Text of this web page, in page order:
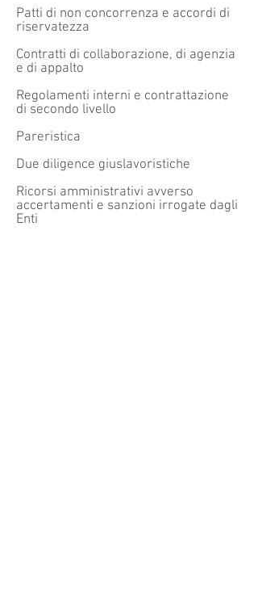
Patti di non concorrenza e accordi di
riservatezza
Contratti di collaborazione, di agenzia
e di appalto
Regolamenti interni e contrattazione
di secondo livello
Pareristica
Due diligence giuslavoristiche
Ricorsi amministrativi avverso
accertamenti e sanzioni irrogate dagli
Enti